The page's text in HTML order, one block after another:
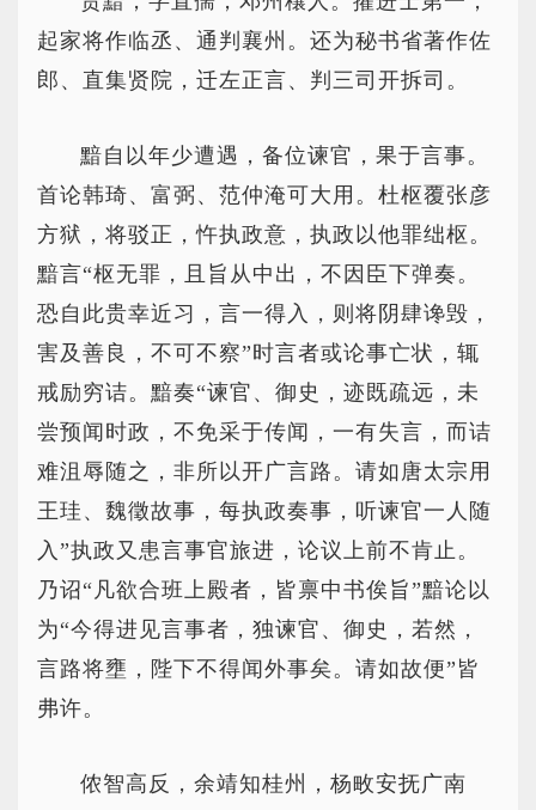
起家将作临丞、通判襄州。还为秘书省著作佐
郎、直集贤院，迁左正言、判三司开拆司。
黯自以年少遭遇，备位谏官，果于言事。
首论韩琦、富弼、范仲淹可大用。杜枢覆张彦
方狱，将驳正，忤执政意，执政以他罪绌枢。
黯言“枢无罪，且旨从中出，不因臣下弹奏。
恐自此贵幸近习，言一得入，则将阴肆谗毁，
害及善良，不可不察”时言者或论事亡状，辄
戒励穷诘。黯奏“谏官、御史，迹既疏远，未
尝预闻时政，不免采于传闻，一有失言，而诘
难沮辱随之，非所以开广言路。请如唐太宗用
王珪、魏徵故事，每执政奏事，听谏官一人随
入”执政又患言事官旅进，论议上前不肯止。
乃诏“凡欲合班上殿者，皆禀中书俟旨”黯论以
为“今得进见言事者，独谏官、御史，若然，
言路将壅，陛下不得闻外事矣。请如故便”皆
弗许。
侬智高反，余靖知桂州，杨畋安抚广南